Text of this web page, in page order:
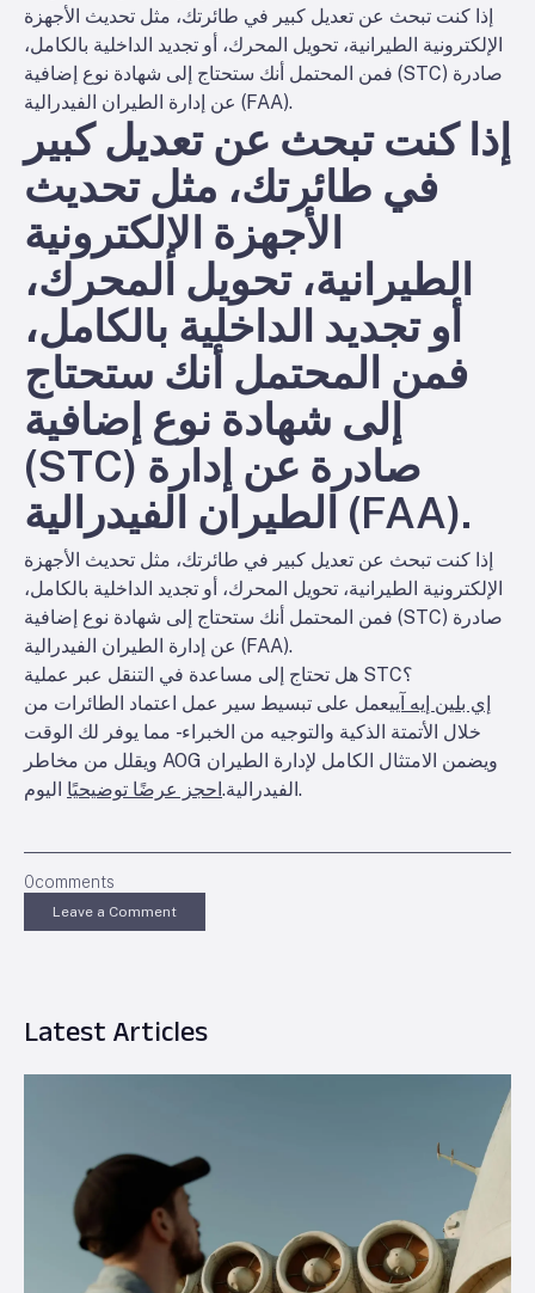
إذا كنت تبحث عن تعديل كبير في طائرتك، مثل تحديث الأجهزة
الإلكترونية الطيرانية، تحويل المحرك، أو تجديد الداخلية بالكامل،
فمن المحتمل أنك ستحتاج إلى شهادة نوع إضافية (STC) صادرة
عن إدارة الطيران الفيدرالية (FAA).
إذا كنت تبحث عن تعديل كبير
في طائرتك، مثل تحديث
الأجهزة الإلكترونية
الطيرانية، تحويل المحرك،
أو تجديد الداخلية بالكامل،
فمن المحتمل أنك ستحتاج
إلى شهادة نوع إضافية
(STC) صادرة عن إدارة
الطيران الفيدرالية (FAA).
إذا كنت تبحث عن تعديل كبير في طائرتك، مثل تحديث الأجهزة
الإلكترونية الطيرانية، تحويل المحرك، أو تجديد الداخلية بالكامل،
فمن المحتمل أنك ستحتاج إلى شهادة نوع إضافية (STC) صادرة
عن إدارة الطيران الفيدرالية (FAA).
هل تحتاج إلى مساعدة في التنقل عبر عملية STC؟
إي بلين إيه آييعمل على تبسيط سير عمل اعتماد الطائرات من
خلال الأتمتة الذكية والتوجيه من الخبراء - مما يوفر لك الوقت
ويقلل من مخاطر AOG ويضمن الامتثال الكامل لإدارة الطيران
الفيدرالية.احجز عرضًا توضيحيًا اليوم.
0comments
Leave a Comment
Latest Articles